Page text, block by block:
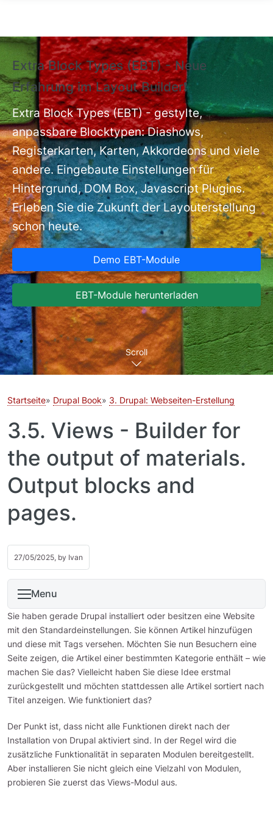
Extra Block Types (EBT) - Neue
Erfahrung im Layout Builder❗
Extra Block Types (EBT) - gestylte,
anpassbare Blocktypen: Diashows,
Registerkarten, Karten, Akkordeons und viele
andere. Eingebaute Einstellungen für
Hintergrund, DOM Box, Javascript Plugins.
Erleben Sie die Zukunft der Layouterstellung
schon heute.
Demo EBT-Module
EBT-Module herunterladen
Scroll
Startseite Drupal Book 3. Drupal: Webseiten-Erstellung
3.5. Views - Builder for
the output of materials.
Output blocks and
pages.
27/05/2025, by Ivan
Menu
Sie haben gerade Drupal installiert oder besitzen eine Website
mit den Standardeinstellungen. Sie können Artikel hinzufügen
und diese mit Tags versehen. Möchten Sie nun Besuchern eine
Seite zeigen, die Artikel einer bestimmten Kategorie enthält – wie
machen Sie das? Vielleicht haben Sie diese Idee erstmal
zurückgestellt und möchten stattdessen alle Artikel sortiert nach
Titel anzeigen. Wie funktioniert das?
Der Punkt ist, dass nicht alle Funktionen direkt nach der
Installation von Drupal aktiviert sind. In der Regel wird die
zusätzliche Funktionalität in separaten Modulen bereitgestellt.
Aber installieren Sie nicht gleich eine Vielzahl von Modulen,
probieren Sie zuerst das Views-Modul aus.